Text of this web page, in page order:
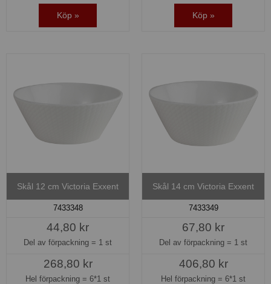
Köp » Köp »
Skål 12 cm Victoria Exxent
7433348
44,80 kr
Del av förpackning = 1 st
268,80 kr
Hel förpackning = 6*1 st
Skål 14 cm Victoria Exxent
7433349
67,80 kr
Del av förpackning = 1 st
406,80 kr
Hel förpackning = 6*1 st